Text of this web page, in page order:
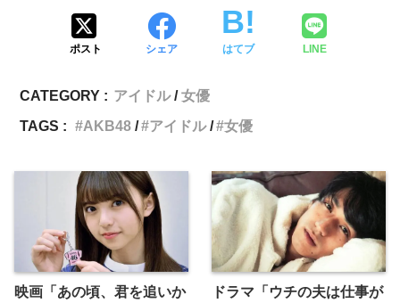
ポスト シェア はてブ LINE
CATEGORY : アイドル
女優
TAGS :
AKB48 アイドル 女優
映画「あの頃、君を追いか
ドラマ「ウチの夫は仕事が